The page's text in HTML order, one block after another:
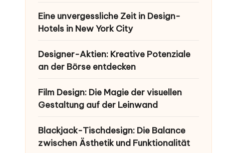
Eine unvergessliche Zeit in Design-
Hotels in New York City
Designer-Aktien: Kreative Potenziale
an der Börse entdecken
Film Design: Die Magie der visuellen
Gestaltung auf der Leinwand
Blackjack-Tischdesign: Die Balance
zwischen Ästhetik und Funktionalität